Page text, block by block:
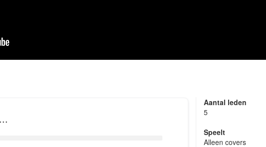
Aantal leden
5
Speelt
Alleen covers